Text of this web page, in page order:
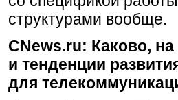
структурами вообще.
CNews.ru: Каково,
и тенденции
для